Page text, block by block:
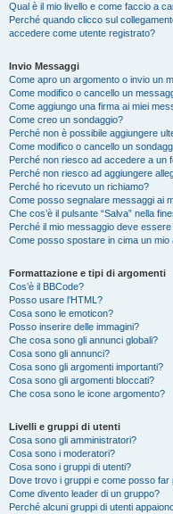
Qual è il mio livello e come faccio a
Perché quando clicco sul
accedere come utente registrato?
Invio Messaggi
Come apro un argomento o invio un
Come modifico o cancello un
Come aggiungo una firma ai miei
Come creo un sondaggio?
Perché non è possibile aggiungere
Come modifico o cancello un
Perché non riesco ad accedere a un
Perché non riesco ad aggiungere
Perché ho ricevuto un richiamo?
Come posso segnalare messaggi ai
Che cos’è il pulsante “Salva” nella
Perché il mio messaggio deve
Come posso spostare in cima un mio
Formattazione e tipi di argomenti
Cos’è il BBCode?
Posso usare l’HTML?
Cosa sono le emoticon?
Posso inserire delle immagini?
Che cosa sono gli annunci globali?
Cosa sono gli annunci?
Cosa sono gli argomenti importanti?
Cosa sono gli argomenti bloccati?
Che cosa sono le icone argomento?
Livelli e gruppi di utenti
Cosa sono gli amministratori?
Cosa sono i moderatori?
Cosa sono i gruppi di utenti?
Dove trovo i gruppi e come posso far
Come divento leader di un gruppo?
Perché alcuni gruppi di utenti